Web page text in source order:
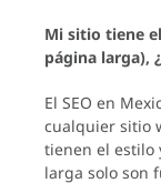
Mi sitio tiene
página larga),
El SEO en
cualquier sitio
tienen el estilo
larga solo son